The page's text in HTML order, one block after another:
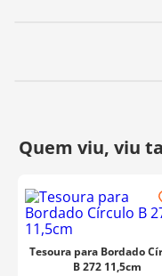
Tesoura para Bordado
B 272 11,5cm